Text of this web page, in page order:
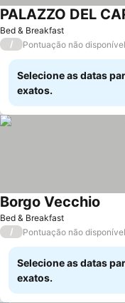
Bed & Breakfast
PALAZZO DEL
/ Pontuação não disponível
Selecione as datas
exatos.
Bed & Breakfast
Borgo Vecchio
/ Pontuação não disponível
Selecione as datas
exatos.